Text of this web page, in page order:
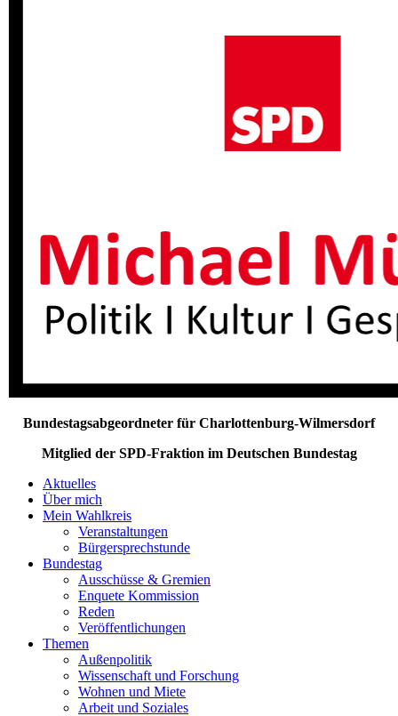
Bundestagsabgeordneter für Charlottenburg-Wilmersdorf
Mitglied der SPD-Fraktion im Deutschen Bundestag
Aktuelles
Über mich
Mein Wahlkreis
Veranstaltungen
Bürgersprechstunde
Bundestag
Ausschüsse & Gremien
Enquete Kommission
Reden
Veröffentlichungen
Themen
Außenpolitik
Wissenschaft und Forschung
Wohnen und Miete
Arbeit und Soziales